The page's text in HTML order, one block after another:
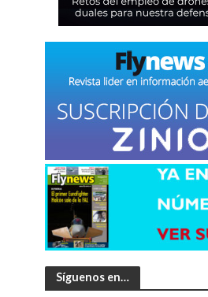
Síguenos en…